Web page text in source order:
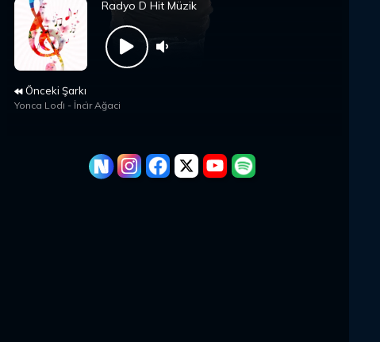
Radyo D Hit Müzik
Önceki Şarkı
Yonca Lodi̇ - İnci̇r Ağaci